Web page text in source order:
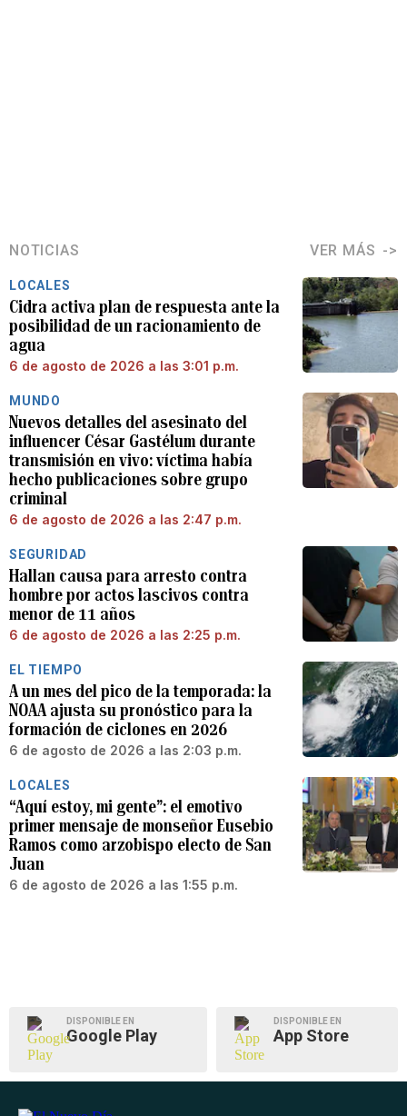
NOTICIAS VER MÁS
LOCALES
Cidra activa plan de respuesta ante la
posibilidad de un racionamiento de
agua
6 de agosto de 2026 a las 3:01 p.m.
MUNDO
Nuevos detalles del asesinato del
influencer César Gastélum durante
transmisión en vivo: víctima había
hecho publicaciones sobre grupo
criminal
6 de agosto de 2026 a las 2:47 p.m.
SEGURIDAD
Hallan causa para arresto contra
hombre por actos lascivos contra
menor de 11 años
6 de agosto de 2026 a las 2:25 p.m.
EL TIEMPO
A un mes del pico de la temporada: la
NOAA ajusta su pronóstico para la
formación de ciclones en 2026
6 de agosto de 2026 a las 2:03 p.m.
LOCALES
“Aquí estoy, mi gente”: el emotivo
primer mensaje de monseñor Eusebio
Ramos como arzobispo electo de San
Juan
6 de agosto de 2026 a las 1:55 p.m.
DISPONIBLE EN
Google Play
DISPONIBLE EN
App Store